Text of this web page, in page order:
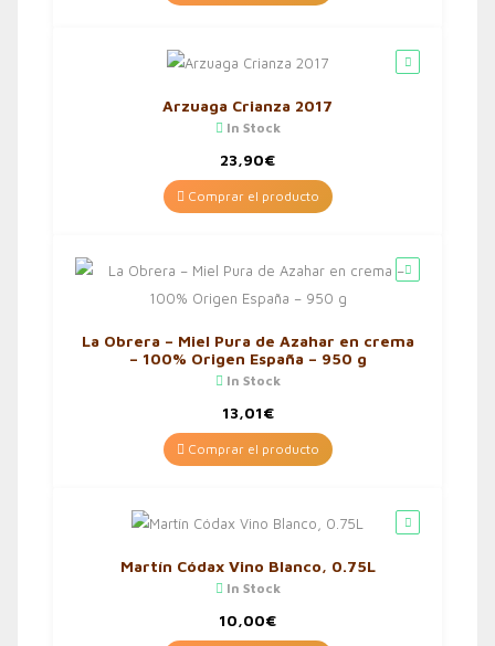
Arzuaga Crianza 2017
In Stock
23,90€
Comprar el producto
La Obrera – Miel Pura de Azahar en crema
– 100% Origen España – 950 g
In Stock
13,01€
Comprar el producto
Martín Códax Vino Blanco, 0.75L
In Stock
10,00€